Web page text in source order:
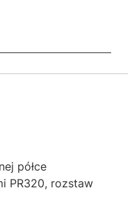
półce
PR320, rozstaw